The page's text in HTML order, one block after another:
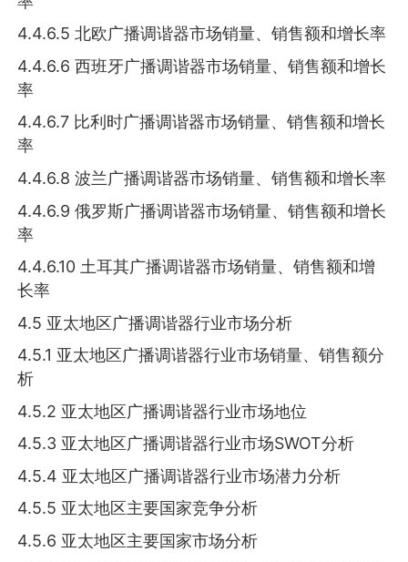
4.4.6.5 北欧广播调谐器市场销量、销售额和增长率
4.4.6.6 西班牙广播调谐器市场销量、销售额和增长
率
4.4.6.7 比利时广播调谐器市场销量、销售额和增长
率
4.4.6.8 波兰广播调谐器市场销量、销售额和增长率
4.4.6.9 俄罗斯广播调谐器市场销量、销售额和增长
率
4.4.6.10 土耳其广播调谐器市场销量、销售额和增
长率
4.5 亚太地区广播调谐器行业市场分析
4.5.1 亚太地区广播调谐器行业市场销量、销售额分
析
4.5.2 亚太地区广播调谐器行业市场地位
4.5.3 亚太地区广播调谐器行业市场SWOT分析
4.5.4 亚太地区广播调谐器行业市场潜力分析
4.5.5 亚太地区主要国家竞争分析
4.5.6 亚太地区主要国家市场分析